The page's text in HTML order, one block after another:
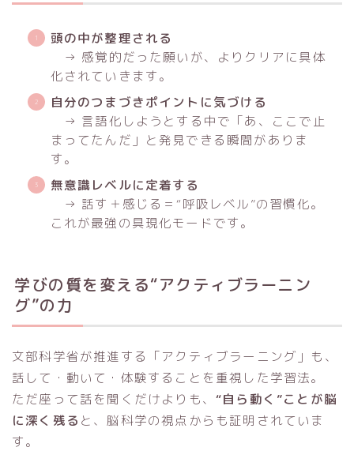
頭の中が整理される
→ 感覚的だった願いが、よりクリアに具体
化されていきます。
自分のつまづきポイントに気づける
→ 言語化しようとする中で「あ、ここで止
まってたんだ」と発見できる瞬間がありま
す。
無意識レベルに定着する
→ 話す＋感じる＝“呼吸レベル”の習慣化。
これが最強の具現化モードです。
学びの質を変える“アクティブラーニン
グ”の力
文部科学省が推進する「アクティブラーニング」も、
話して・動いて・体験することを重視した学習法。
ただ座って話を聞くだけよりも、 “自ら動く”ことが脳
に深く残る と、脳科学の視点からも証明されていま
す。